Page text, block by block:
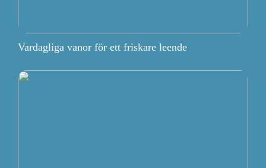
Vardagliga vanor för ett friskare leende